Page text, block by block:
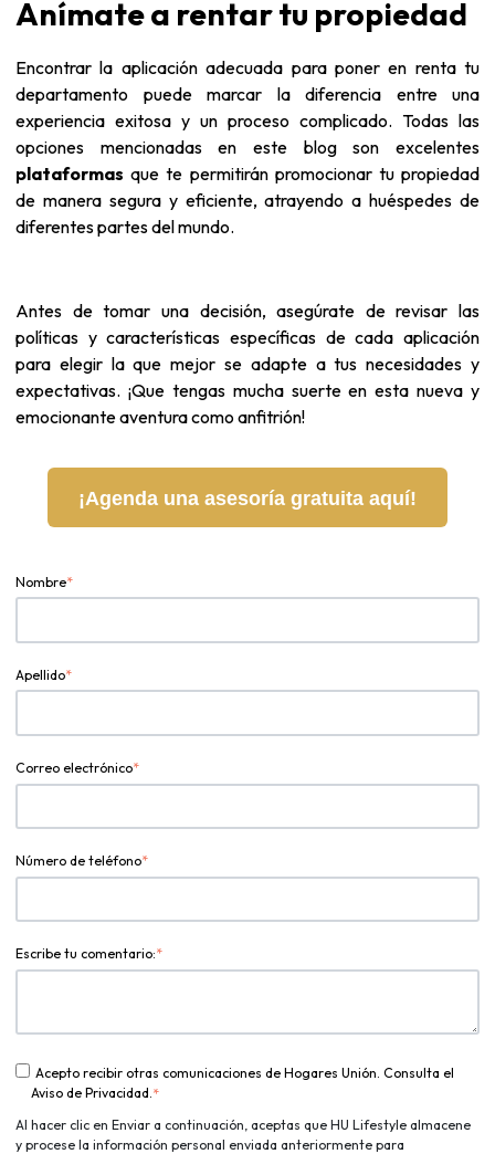
Anímate a rentar tu propiedad
Encontrar la aplicación adecuada para poner en renta tu
departamento puede marcar la diferencia entre una
experiencia exitosa y un proceso complicado. Todas las
opciones mencionadas en este blog son excelentes
plataformas que te permitirán promocionar tu propiedad
de manera segura y eficiente, atrayendo a huéspedes de
diferentes partes del mundo.
Antes de tomar una decisión, asegúrate de revisar las
políticas y características específicas de cada aplicación
para elegir la que mejor se adapte a tus necesidades y
expectativas. ¡Que tengas mucha suerte en esta nueva y
emocionante aventura como anfitrión!
¡Agenda una asesoría gratuita aquí!
Nombre*
Apellido*
Correo electrónico*
Número de teléfono*
Escribe tu comentario:*
Acepto recibir otras comunicaciones de Hogares Unión. Consulta el
Aviso de Privacidad. *
Al hacer clic en Enviar a continuación, aceptas que HU Lifestyle almacene
y procese la información personal enviada anteriormente para